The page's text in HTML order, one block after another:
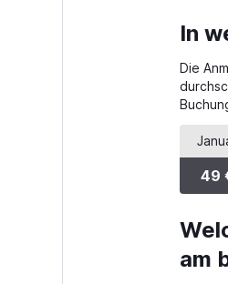
The
has
1
Y
axis
0
to
In
Die
49
am